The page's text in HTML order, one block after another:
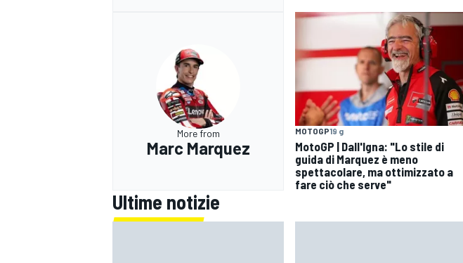
More from
Marc Marquez
MOTOGP19 g
MotoGP | Dall'Igna: "Lo stile di
guida di Marquez è meno
spettacolare, ma ottimizzato a
fare ciò che serve"
Ultime notizie